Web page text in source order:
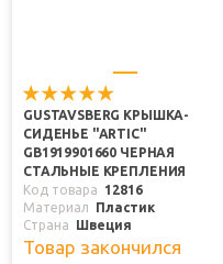
GUSTAVSBERG КРЫШКА-
СИДЕНЬЕ "ARTIC"
GB1919901660 ЧЕРНАЯ
СТАЛЬНЫЕ КРЕПЛЕНИЯ
Код товара
12816
Материал
Пластик
Страна
Швеция
Товар закончился